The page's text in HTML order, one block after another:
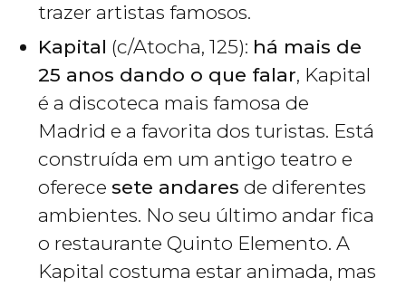
trazer artistas famosos.
Kapital (c/Atocha, 125): há mais de
25 anos dando o que falar, Kapital
é a discoteca mais famosa de
Madrid e a favorita dos turistas. Está
construída em um antigo teatro e
oferece sete andares de diferentes
ambientes. No seu último andar fica
o restaurante Quinto Elemento. A
Kapital costuma estar animada, mas